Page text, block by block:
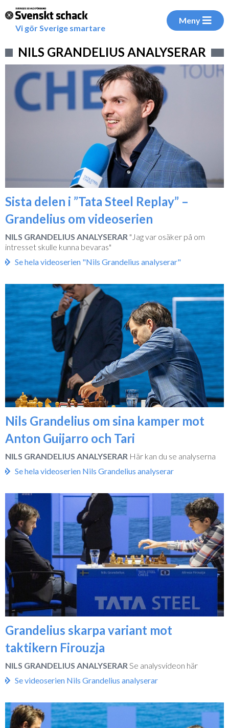
Vi gör Sverige smartare
Meny
NILS GRANDELIUS ANALYSERAR
Sista delen i ”Tata Steel Replay” –
Grandelius om videoserien
NILS GRANDELIUS ANALYSERAR "Jag var osäker på om
intresset skulle kunna bevaras"
Se hela videoserien "Nils Grandelius analyserar"
Nils Grandelius om sina kamper mot
Anton Guijarro och Tari
NILS GRANDELIUS ANALYSERAR Här kan du se analyserna
Se hela videoserien Nils Grandelius analyserar
Grandelius skarpa variant mot
taktikern Firouzja
NILS GRANDELIUS ANALYSERAR Se analysvideon här
Se videoserien Nils Grandelius analyserar